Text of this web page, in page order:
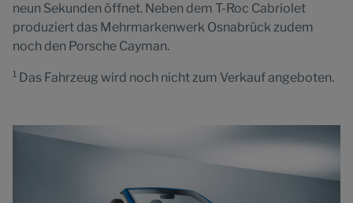
neun Sekunden öffnet. Neben dem T-Roc Cabriolet
produziert das Mehrmarkenwerk Osnabrück zudem
noch den Porsche Cayman.
1 Das Fahrzeug wird noch nicht zum Verkauf angeboten.